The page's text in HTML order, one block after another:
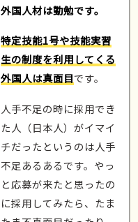
外国人材は勤勉です。
特定技能1号や技能実習
生の制度を利用してくる
外国人は真面目です。
人手不足の時に採用でき
た人（日本人）がイマイ
チだったというのは人手
不足あるあるです。やっ
と応募が来たと思ったの
に採用してみたら、たま